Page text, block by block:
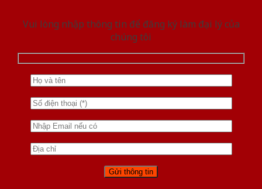
Vui lòng nhập thông tin để đăng ký làm đại lý của
chúng tôi